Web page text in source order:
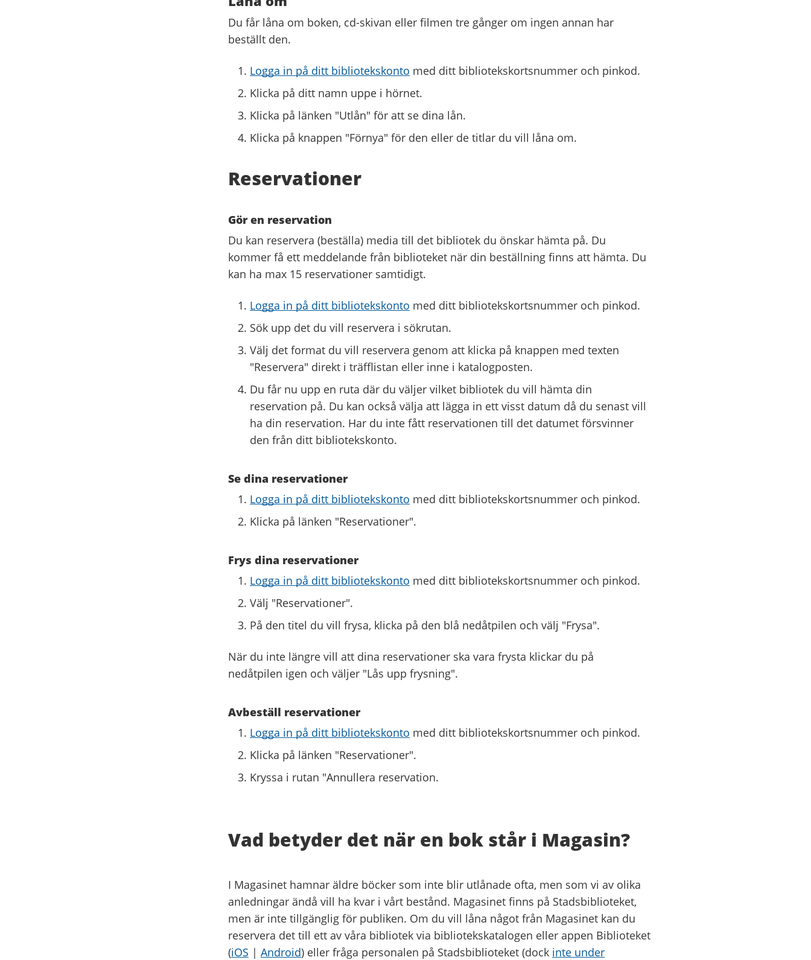
Du får låna om boken, cd-skivan eller filmen tre gånger om ingen annan har
beställt den.
Logga in på ditt bibliotekskonto med ditt bibliotekskortsnummer och pinkod.
Klicka på ditt namn uppe i hörnet.
Klicka på länken "Utlån" för att se dina lån.
Klicka på knappen "Förnya" för den eller de titlar du vill låna om.
Reservationer
Gör en reservation
Du kan reservera (beställa) media till det bibliotek du önskar hämta på. Du
kommer få ett meddelande från biblioteket när din beställning finns att hämta. Du
kan ha max 15 reservationer samtidigt.
Logga in på ditt bibliotekskonto med ditt bibliotekskortsnummer och pinkod.
Sök upp det du vill reservera i sökrutan.
Välj det format du vill reservera genom att klicka på knappen med texten
"Reservera" direkt i träfflistan eller inne i katalogposten.
Du får nu upp en ruta där du väljer vilket bibliotek du vill hämta din
reservation på. Du kan också välja att lägga in ett visst datum då du senast vill
ha din reservation. Har du inte fått reservationen till det datumet försvinner
den från ditt bibliotekskonto.
Se dina reservationer
Logga in på ditt bibliotekskonto med ditt bibliotekskortsnummer och pinkod.
Klicka på länken "Reservationer".
Frys dina reservationer
Logga in på ditt bibliotekskonto med ditt bibliotekskortsnummer och pinkod.
Välj "Reservationer".
På den titel du vill frysa, klicka på den blå nedåtpilen och välj "Frysa".
När du inte längre vill att dina reservationer ska vara frysta klickar du på
nedåtpilen igen och väljer "Lås upp frysning".
Avbeställ reservationer
Logga in på ditt bibliotekskonto med ditt bibliotekskortsnummer och pinkod.
Klicka på länken "Reservationer".
Kryssa i rutan "Annullera reservation.
Vad betyder det när en bok står i Magasin?
I Magasinet hamnar äldre böcker som inte blir utlånade ofta, men som vi av olika
anledningar ändå vill ha kvar i vårt bestånd. Magasinet finns på Stadsbiblioteket,
men är inte tillgänglig för publiken. Om du vill låna något från Magasinet kan du
reservera det till ett av våra bibliotek via bibliotekskatalogen eller appen Biblioteket
(iOS | Android) eller fråga personalen på Stadsbiblioteket (dock inte under